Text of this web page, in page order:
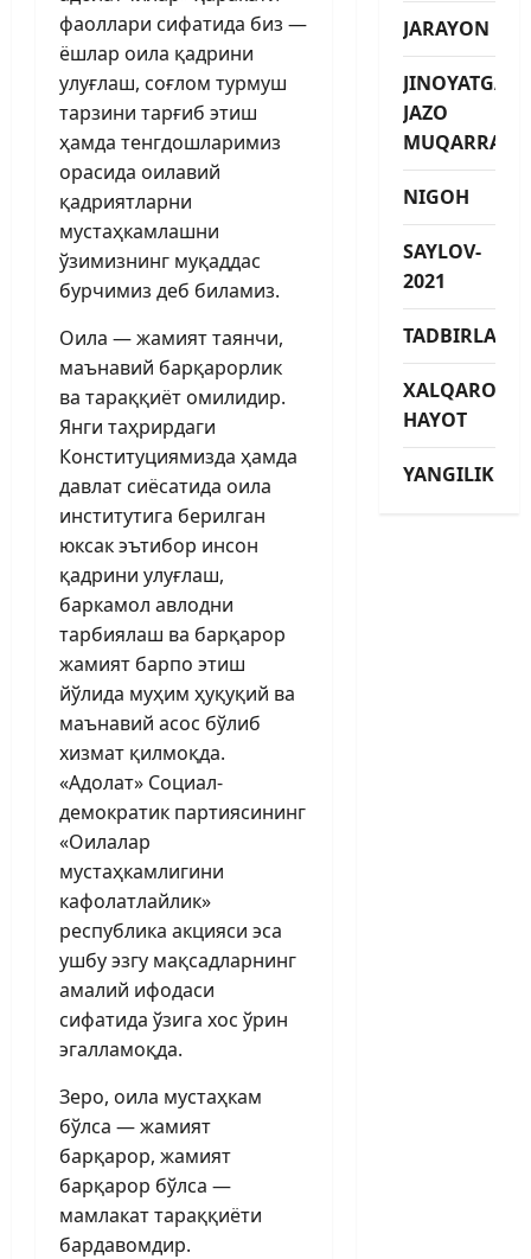
фаоллари сифатида биз —
ёшлар оила қадрини
улуғлаш, соғлом турмуш
тарзини тарғиб этиш
ҳамда тенгдошларимиз
орасида оилавий
қадриятларни
мустаҳкамлашни
ўзимизнинг муқаддас
бурчимиз деб биламиз.
Оила — жамият таянчи,
маънавий барқарорлик
ва тараққиёт омилидир.
Янги таҳрирдаги
Конституциямизда ҳамда
давлат сиёсатида оила
институтига берилган
юксак эътибор инсон
қадрини улуғлаш,
баркамол авлодни
тарбиялаш ва барқарор
жамият барпо этиш
йўлида муҳим ҳуқуқий ва
маънавий асос бўлиб
хизмат қилмоқда.
«Адолат» Социал-
демократик партиясининг
«Оилалар
мустаҳкамлигини
кафолатлайлик»
республика акцияси эса
ушбу эзгу мақсадларнинг
амалий ифодаси
сифатида ўзига хос ўрин
эгалламоқда.
Зеро, оила мустаҳкам
бўлса — жамият
барқарор, жамият
барқарор бўлса —
мамлакат тараққиёти
бардавомдир.
JARAYON
JINOYATGA
JAZO
MUQARRAR
NIGOH
SAYLOV-
2021
TADBIRLAR
XALQARO
HAYOT
YANGILIKLAR